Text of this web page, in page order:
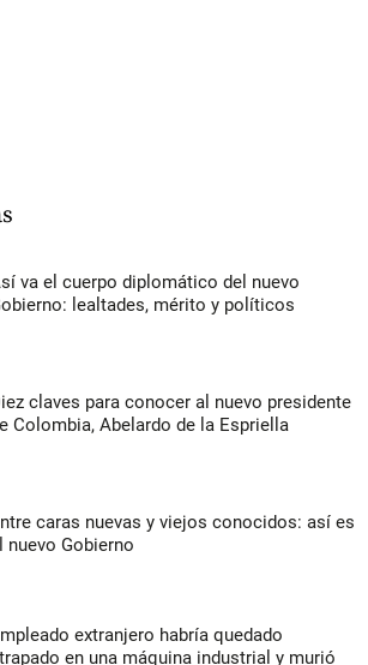
va el cuerpo diplomático del nuevo
lealtades, mérito y políticos
claves para conocer al nuevo presidente
Colombia, Abelardo de la Espriella
caras nuevas y viejos conocidos: así es
nuevo Gobierno
extranjero habría quedado
en una máquina industrial y murió